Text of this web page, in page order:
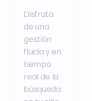
Disfruta
de una
gestión
fluida y en
tiempo
real de la
búsqueda